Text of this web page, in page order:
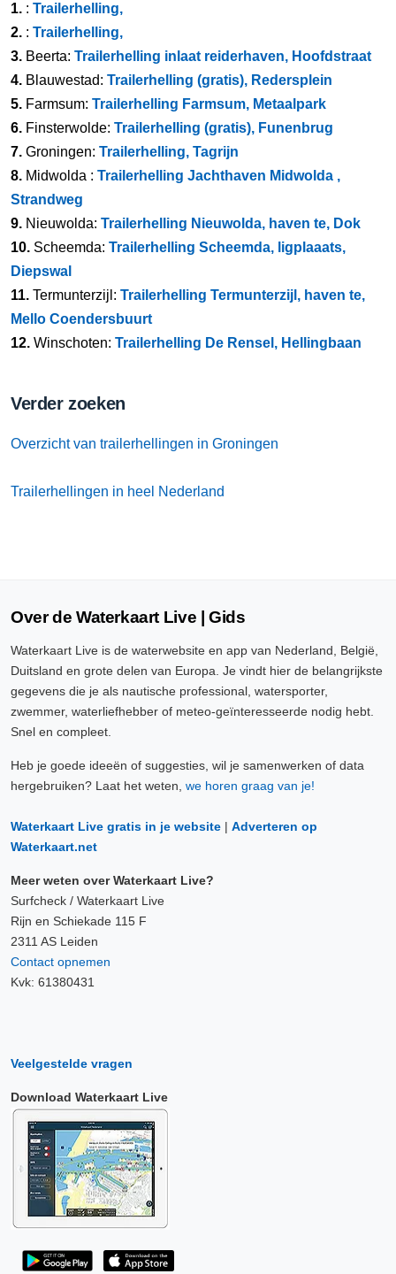
1. : Trailerhelling,
2. : Trailerhelling,
3. Beerta: Trailerhelling inlaat reiderhaven, Hoofdstraat
4. Blauwestad: Trailerhelling (gratis), Redersplein
5. Farmsum: Trailerhelling Farmsum, Metaalpark
6. Finsterwolde: Trailerhelling (gratis), Funenbrug
7. Groningen: Trailerhelling, Tagrijn
8. Midwolda : Trailerhelling Jachthaven Midwolda ,
Strandweg
9. Nieuwolda: Trailerhelling Nieuwolda, haven te, Dok
10. Scheemda: Trailerhelling Scheemda, ligplaaats,
Diepswal
11. Termunterzijl: Trailerhelling Termunterzijl, haven te,
Mello Coendersbuurt
12. Winschoten: Trailerhelling De Rensel, Hellingbaan
Verder zoeken
Overzicht van trailerhellingen in Groningen
Trailerhellingen in heel Nederland
Over de Waterkaart Live | Gids
Waterkaart Live is de waterwebsite en app van Nederland, België,
Duitsland en grote delen van Europa. Je vindt hier de belangrijkste
gegevens die je als nautische professional, watersporter,
zwemmer, waterliefhebber of meteo-geïnteresseerde nodig hebt.
Snel en compleet.
Heb je goede ideeën of suggesties, wil je samenwerken of data
hergebruiken? Laat het weten, we horen graag van je!
Waterkaart Live gratis in je website | Adverteren op
Waterkaart.net
Meer weten over Waterkaart Live?
Surfcheck / Waterkaart Live
Rijn en Schiekade 115 F
2311 AS Leiden
Contact opnemen
Kvk: 61380431
Veelgestelde vragen
Download Waterkaart Live